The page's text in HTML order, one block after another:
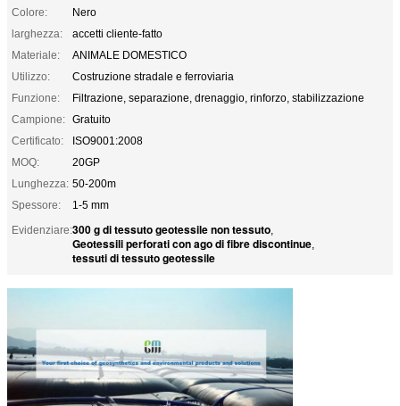
Colore:
Nero
larghezza:
accetti cliente-fatto
Materiale:
ANIMALE DOMESTICO
Utilizzo:
Costruzione stradale e ferroviaria
Funzione:
Filtrazione, separazione, drenaggio, rinforzo, stabilizzazione
Campione: Gratuito
Certificato:
ISO9001:2008
MOQ:
20GP
Lunghezza: 50-200m
Spessore:
1-5 mm
Evidenziare:300 g di tessuto geotessile non tessuto,
Geotessili perforati con ago di fibre discontinue,
tessuti di tessuto geotessile